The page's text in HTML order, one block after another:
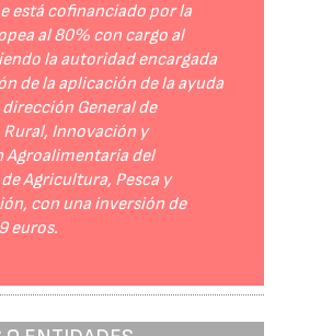
está cofinanciado por la
al 80% con cargo al
la autoridad encargada
de la aplicación de la ayuda
dirección General de
Innovación y
Agroalimentaria del
Agricultura, Pesca y
con una inversión de
euros.